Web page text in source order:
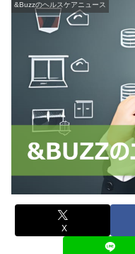
&Buzzのヘルスケアニュース
X